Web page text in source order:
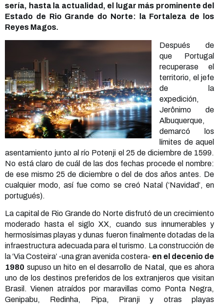
sería, hasta la actualidad, el lugar más prominente del
Estado de Rio Grande do Norte: la Fortaleza de los
Reyes Magos.
Después de
que Portugal
recuperase el
territorio, el jefe
de la
expedición,
Jerônimo de
Albuquerque,
demarcó los
límites de aquel
asentamiento junto al río Potenji el 25 de diciembre de 1599.
No está claro de cuál de las dos fechas procede el nombre:
de ese mismo 25 de diciembre o del de dos años antes. De
cualquier modo, así fue como se creó Natal (‘Navidad’, en
portugués).
La capital de Rio Grande do Norte disfrutó de un crecimiento
moderado hasta el siglo XX, cuando sus innumerables y
hermosísimas playas y dunas fueron finalmente dotadas de la
infraestructura adecuada para el turismo. La construcción de
la ‘Via Costeira’ -una gran avenida costera- en el decenio de
1980 supuso un hito en el desarrollo de Natal, que es ahora
uno de los destinos preferidos de los extranjeros que visitan
Brasil. Vienen atraídos por maravillas como Ponta Negra,
Genipabu, Redinha, Pipa, Piranji y otras playas